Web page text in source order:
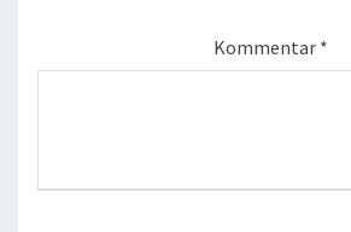
Kommentar *